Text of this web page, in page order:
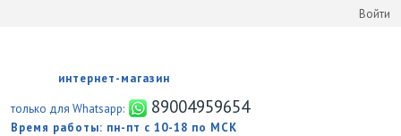
Войти
интернет-магазин
только для Whatsapp:
89004959654
Время работы: пн-пт с 10-18 по МСК